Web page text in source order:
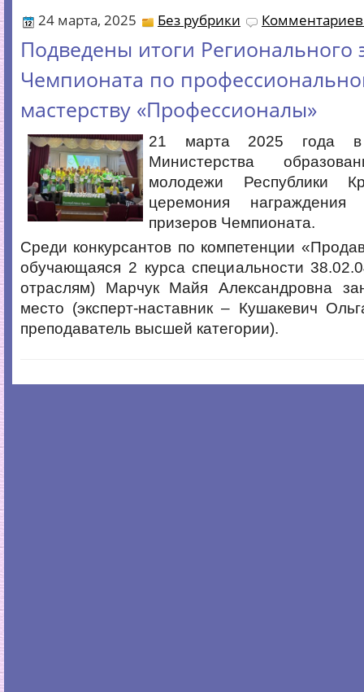
24 марта, 2025 Без рубрики Комментариев
Подведены итоги Регионального
Чемпионата по
мастерству «Профессионалы»
21 марта 2025 года в
Министерства
молодежи Республики
церемония
призеров Чемпионата.
Среди конкурсантов по компетенции
обучающаяся 2 курса специальности
отраслям) Марчук Майя Александровна
место (эксперт-наставник – Кушакевич
преподаватель высшей категории).